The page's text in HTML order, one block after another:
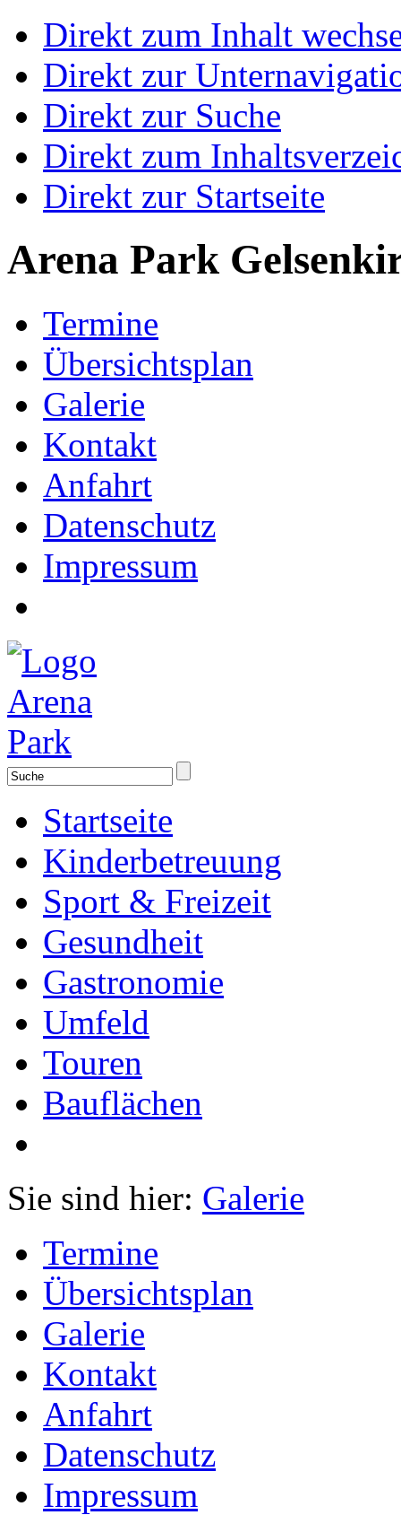
Direkt zum Inhalt
Direkt zur
Direkt zur Suche
Direkt zum
Direkt zur Startseite
Arena Park
Termine
Übersichtsplan
Galerie
Kontakt
Anfahrt
Datenschutz
Impressum
Startseite
Kinderbetreuung
Sport & Freizeit
Gesundheit
Gastronomie
Umfeld
Touren
Bauflächen
Sie sind hier: Galerie
Termine
Übersichtsplan
Galerie
Kontakt
Anfahrt
Datenschutz
Impressum